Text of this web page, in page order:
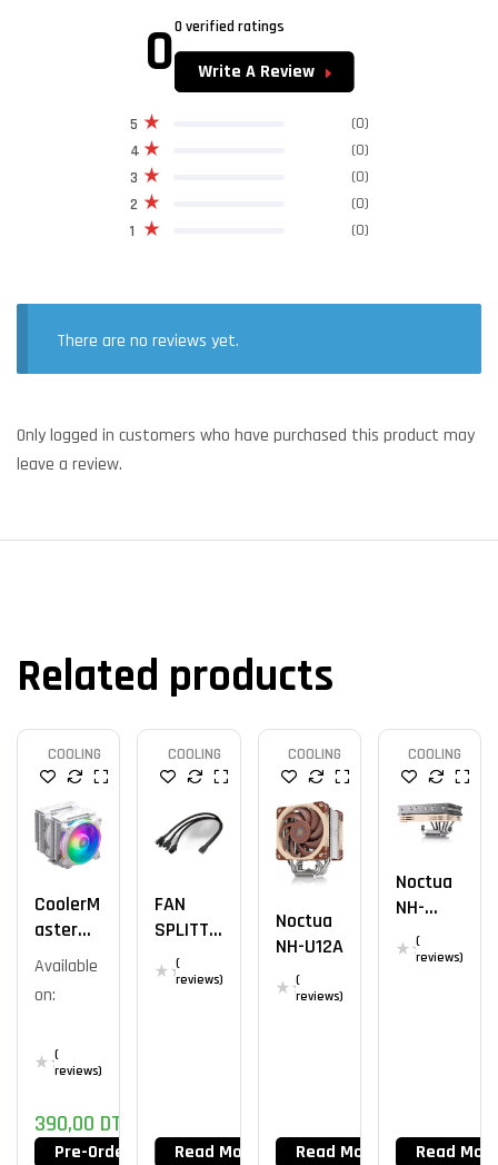
00 verified ratings
Write A Review
1 (0)
2 (0)
3 (0)
4 (0)
5 (0)
There are no reviews yet.
Only logged in customers who have purchased this product may
leave a review.
Related products
COOLING
CoolerM
Aster
Hyper
Halo
Available
on:
(
reviews)
390,00 DT
Pre-Order Now
COOLING
FAN
SPLITTE
(4PINS)
(
reviews)
Read More
COOLING
Noctua
NH-U12A
(
reviews)
Read More
COOLING
Noctua
NH-
L12Sx77
(
reviews)
Read